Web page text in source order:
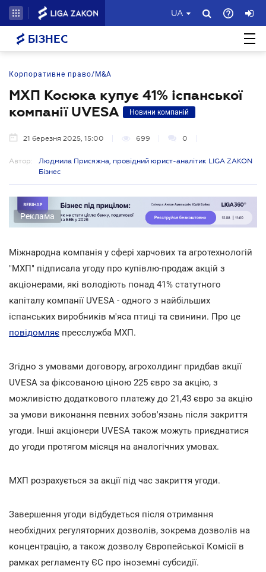
UA
БІЗНЕС
Корпоративне право/M&A
МХП Косюка купує 41% іспанської
компанії UVESA
Новини компаній
21 березня 2025, 15:00 699 0
Автор:
Людмила Присяжна, провідний юрист-аналітик LIGA ZAKON
Бізнес
Реклама
Міжнародна компанія у сфері харчових та агротехнологій
"МХП" підписала угоду про купівлю-продаж акцій з
акціонерами, які володіють понад 41% статутного
капіталу компанії UVESA - одного з найбільших
іспанських виробників м'яса птиці та свинини. Про це
повідомляє пресслужба МХП.
Згідно з умовами договору, агрохолдинг придбав акції
UVESA за фіксованою ціною 225 євро за акцію, з
можливістю додаткового платежу до 21,43 євро за акцію
за умови виконання певних зобов'язань після закриття
угоди. Інші акціонери UVESA також можуть приєднатися
до угоди протягом місяця на аналогічних умовах.
МХП розрахується за акції під час закриття угоди.
Завершення угоди відбудеться після отримання
необхідних регуляторних дозволів, зокрема дозволів на
концентрацію, а також дозволу Європейської Комісії в
рамках регламенту ЄС про іноземні субсидії.